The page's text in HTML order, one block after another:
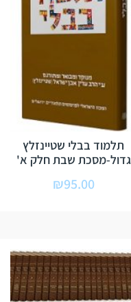
תלמוד בבלי שטיינזלץ
גדול-מסכת שבת חלק א'
₪95.00